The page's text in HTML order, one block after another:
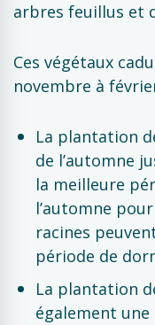
arbres feuillus et
Ces végétaux
novembre à
La plantation
de l’automne
la meilleure
l’automne
racines
période de
La plantation
également